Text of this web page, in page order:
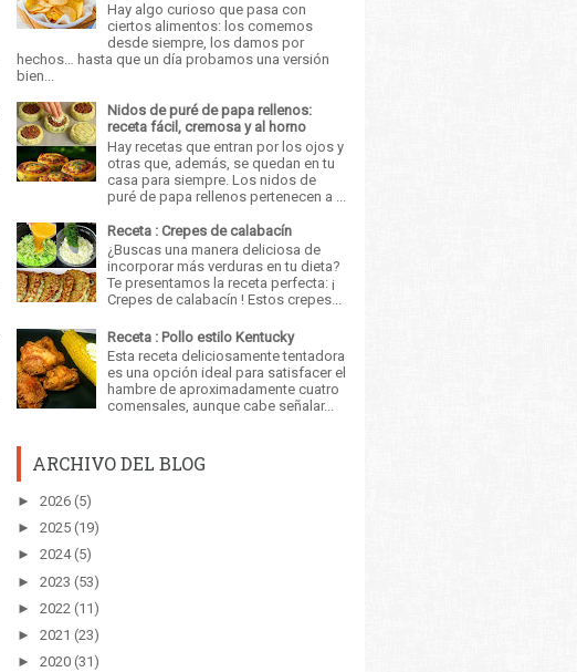
Hay algo curioso que pasa con
ciertos alimentos: los comemos
desde siempre, los damos por
hechos… hasta que un día probamos una versión
bien...
Nidos de puré de papa rellenos:
receta fácil, cremosa y al horno
Hay recetas que entran por los ojos y
otras que, además, se quedan en tu
casa para siempre. Los nidos de
puré de papa rellenos pertenecen a ...
Receta : Crepes de calabacín
¿Buscas una manera deliciosa de
incorporar más verduras en tu dieta?
Te presentamos la receta perfecta: ¡
Crepes de calabacín ! Estos crepes...
Receta : Pollo estilo Kentucky
Esta receta deliciosamente tentadora
es una opción ideal para satisfacer el
hambre de aproximadamente cuatro
comensales, aunque cabe señalar...
ARCHIVO DEL BLOG
► 2026 (5)
► 2025 (19)
► 2024(5)
► 2023 (53)
► 2022 (11)
► 2021 (23)
► 2020 (31)